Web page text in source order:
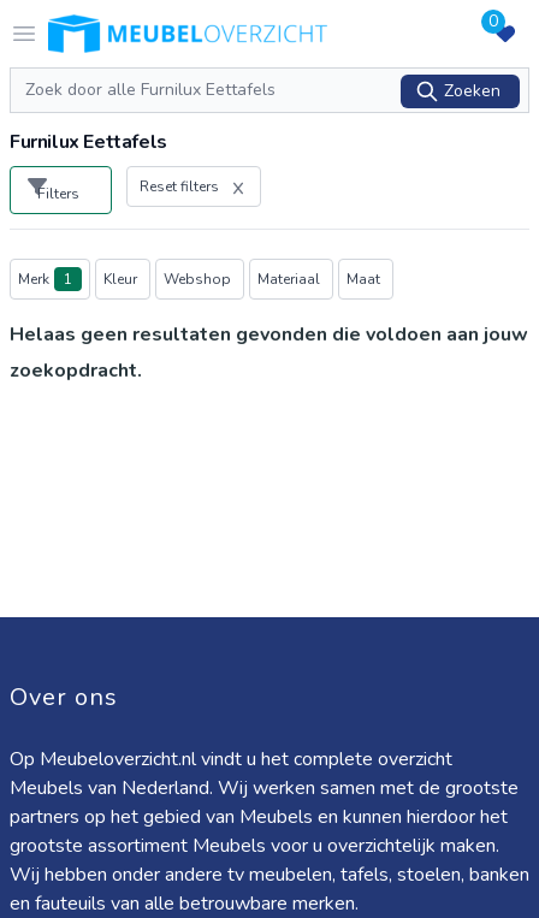
Open menu
Logo Meubeloverzicht.nl 0
Zoeken
Zoeken
Furnilux Eettafels
Filters Reset filters
Producten
Merk 1 Kleur Webshop Materiaal Maat
Helaas geen resultaten gevonden die voldoen aan jouw
zoekopdracht.
Over ons
Op Meubeloverzicht.nl vindt u het complete overzicht
Meubels van Nederland. Wij werken samen met de grootste
partners op het gebied van Meubels en kunnen hierdoor het
grootste assortiment Meubels voor u overzichtelijk maken.
Wij hebben onder andere tv meubelen, tafels, stoelen, banken
en fauteuils van alle betrouwbare merken.